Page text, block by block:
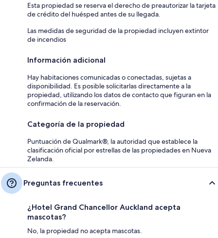
Esta propiedad se reserva el derecho de preautorizar la tarjeta
de crédito del huésped antes de su llegada.
Las medidas de seguridad de la propiedad incluyen extintor
de incendios
Información adicional
Hay habitaciones comunicadas o conectadas, sujetas a
disponibilidad. Es posible solicitarlas directamente a la
propiedad, utilizando los datos de contacto que figuran en la
confirmación de la reservación.
Categoría de la propiedad
Puntuación de Qualmark®, la autoridad que establece la
clasificación oficial por estrellas de las propiedades en Nueva
Zelanda.
Preguntas frecuentes
¿Hotel Grand Chancellor Auckland acepta
mascotas?
No, la propiedad no acepta mascotas.